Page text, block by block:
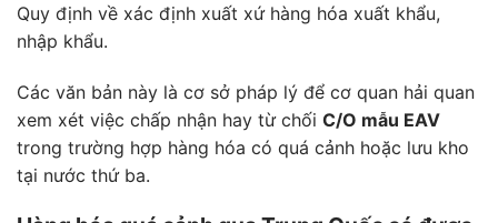
Quy định về xác định xuất xứ hàng hóa xuất khẩu,
nhập khẩu.
Các văn bản này là cơ sở pháp lý để cơ quan hải quan
xem xét việc chấp nhận hay từ chối C/O mẫu EAV
trong trường hợp hàng hóa có quá cảnh hoặc lưu kho
tại nước thứ ba.